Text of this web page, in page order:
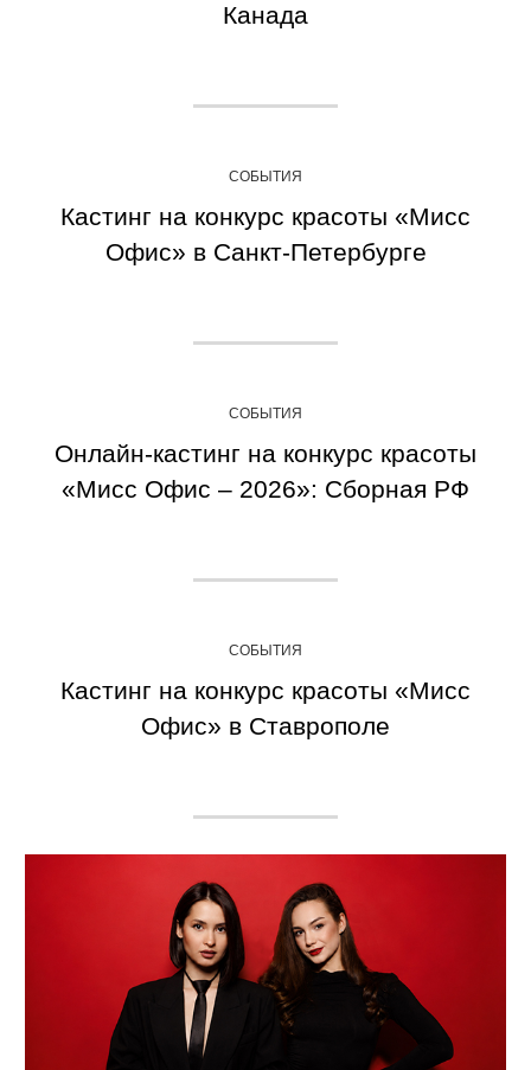
Канада
СОБЫТИЯ
Кастинг на конкурс красоты «Мисс
Офис» в Санкт-Петербурге
СОБЫТИЯ
Онлайн-кастинг на конкурс красоты
«Мисс Офис – 2026»: Сборная РФ
СОБЫТИЯ
Кастинг на конкурс красоты «Мисс
Офис» в Ставрополе